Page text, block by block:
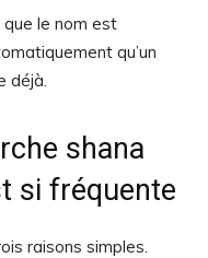
le nom est
qu’un
déjà.
shana
si fréquente
raisons simples.